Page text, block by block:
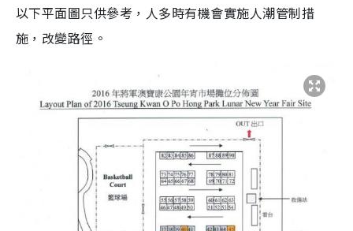
以下平面圖只供參考，人多時有機會實施人潮管制措
施，改變路徑。